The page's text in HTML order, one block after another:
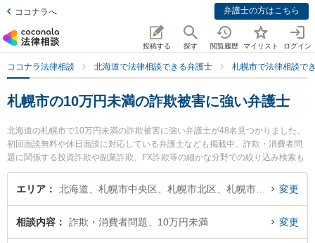
ココナラへ 弁護士の方はこちら
投稿する 探す 閲覧履歴 マイリスト ログイン
ココナラ法律相談 北海道で法律相談できる弁護士 札幌市で法律相談で
札幌市の10万円未満の詐欺被害に強い弁護士
北海道の札幌市で10万円未満の詐欺被害に強い弁護士が48名見つかりました。
初回面談無料や休日面談に対応している弁護士なども掲載中。詐欺・消費者問
題に関係する投資詐欺や副業詐欺、FX詐欺等の細かな分野での絞り込み検索も
でき便利です。特に弁護士法人プロテクトスタンス 札幌事務所の田中 修次郎弁
護士や札幌クリア法律事務所の南 知里弁護士、きたあかり法律事務所の島田 度
士に相談したい』『10万円未満の詐欺被害のトラブル解決の実績豊富な近くの
弁護士を検索したい』『初回相談無料で10万円未満の詐欺被害を法律相談でき
エリア 変更
相談内容 詐欺・消費者問題、10万円未満 変更